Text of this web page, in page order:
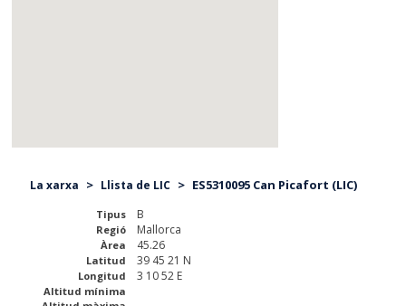
La xarxa > Llista de LIC > ES5310095 Can Picafort (LIC)
Tipus B
Regió Mallorca
Àrea 45.26
Latitud 39 45 21 N
Longitud 3 10 52 E
Altitud mínima